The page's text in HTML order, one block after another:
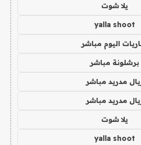
يلا شوت
yalla shoot
اليوم مباشر
برشلونة مباشر
مدريد مباشر
مدريد مباشر
يلا شوت
yalla shoot